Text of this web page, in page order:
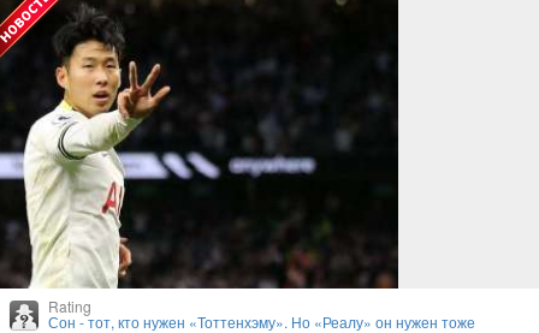
Rating
Сон - тот, кто нужен «Тоттенхэму». Но «Реалу» он нужен тоже